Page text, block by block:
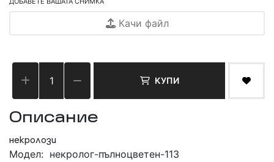
Качи файл
КУПИ
Описание
некролози
Модел: некролог-пълноцветен-113